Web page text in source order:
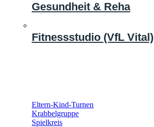
Gesundheit & Reha
Fitnessstudio (VfL Vital)
Eltern-Kind-Turnen
Krabbelgruppe
Spielkreis